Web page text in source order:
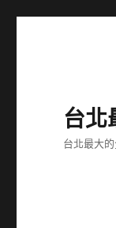
台北
台北最大